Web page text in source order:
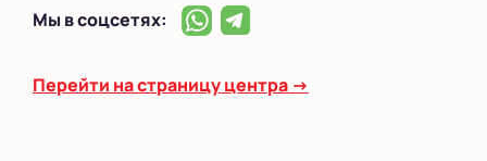
Мы в соцсетях:
Перейти на страницу центра →